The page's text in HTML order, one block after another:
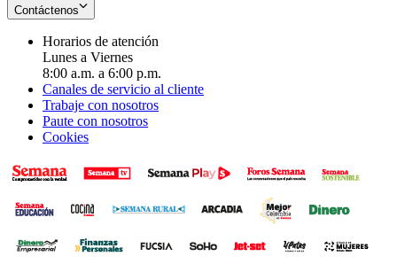
Contáctenos
Horarios de atención
Lunes a Viernes
8:00 a.m. a 6:00 p.m.
Canales de servicio al cliente
Trabaje con nosotros
Paute con nosotros
Cookies